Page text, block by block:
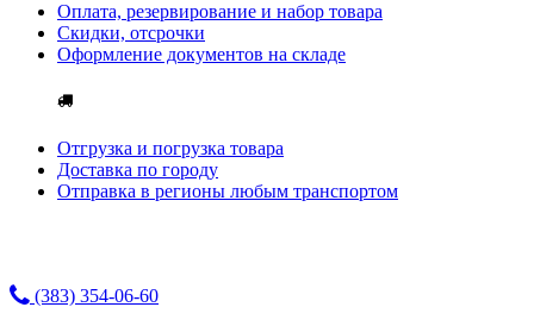
Оплата, резервирование и набор товара
Скидки, отсрочки
Оформление документов на складе
Отгрузка и погрузка товара
Доставка по городу
Отправка в регионы любым транспортом
(383) 354-06-60